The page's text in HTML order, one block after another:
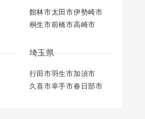
館林市太田市伊勢崎市
桐生市前橋市高崎市
埼玉県
行田市羽生市加須市
久喜市幸手市春日部市